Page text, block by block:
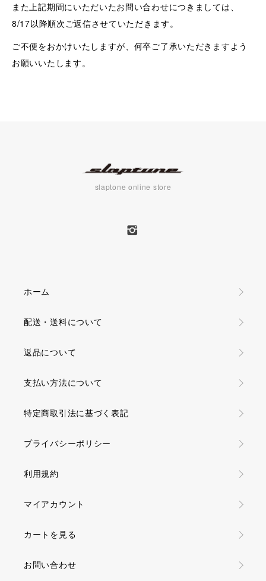
また上記期間にいただいたお問い合わせにつきましては、
8/17以降順次ご返信させていただきます。
ご不便をおかけいたしますが、何卒ご了承いただきますよう
お願いいたします。
slaptone online store
ホーム
配送・送料について
返品について
支払い方法について
特定商取引法に基づく表記
プライバシーポリシー
利用規約
マイアカウント
カートを見る
お問い合わせ